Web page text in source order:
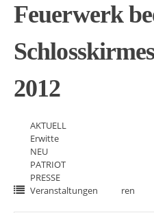
Feuerwerk
2012
AKTUELL
Erwitte
NEU
PATRIOT
PRESSE
Veranstaltungen
ren